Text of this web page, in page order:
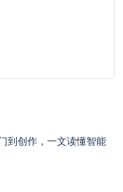
到创作，一文读懂智能